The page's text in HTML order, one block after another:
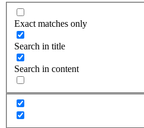
Exact matches only
Search in title
Search in content